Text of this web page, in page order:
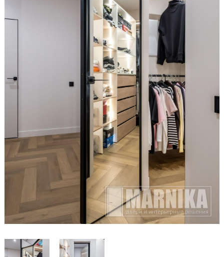
Образцы входные
Двери и интерьерные решения
Шпонированные
Стеклянные/зеркальные
Двери-книги
Маятниковые
Межкомнатные перегородки
Стеновые панели
Порталы